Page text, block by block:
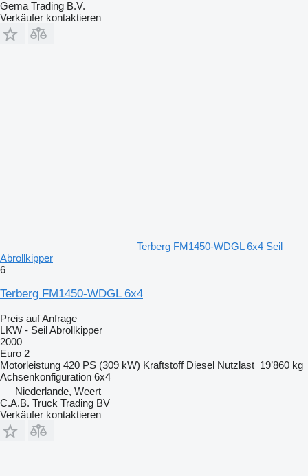
Gema Trading B.V.
Verkäufer kontaktieren
Terberg FM1450-WDGL 6x4 Seil
Abrollkipper
6
Terberg FM1450-WDGL 6x4
Preis auf Anfrage
LKW - Seil Abrollkipper
2000
Euro 2
Motorleistung 420 PS (309 kW) Kraftstoff Diesel Nutzlast 19’860 kg
Achsenkonfiguration 6x4
Niederlande, Weert
C.A.B. Truck Trading BV
Verkäufer kontaktieren